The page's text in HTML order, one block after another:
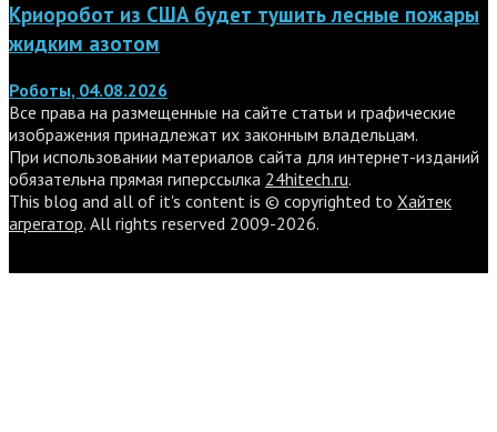
Криоробот из США будет тушить лесные пожары
жидким азотом
Роботы, 04.08.2026
Все права на размещенные на сайте статьи и графические
изображения принадлежат их законным владельцам.
При использовании материалов сайта для интернет-изданий
обязательна прямая гиперссылка 24hitech.ru.
This blog and all of it's content is © copyrighted to Хайтек
агрегатор. All rights reserved 2009-2026.